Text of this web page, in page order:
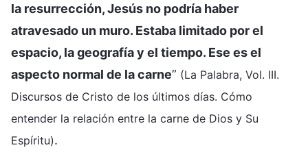
la resurrección, Jesús no podría haber
atravesado un muro. Estaba limitado por el
espacio, la geografía y el tiempo. Ese es el
aspecto normal de la carne” (La Palabra, Vol. III.
Discursos de Cristo de los últimos días. Cómo
entender la relación entre la carne de Dios y Su
Espíritu).